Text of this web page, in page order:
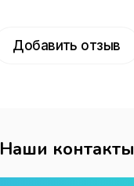
Добавить отзыв
Наши контакты